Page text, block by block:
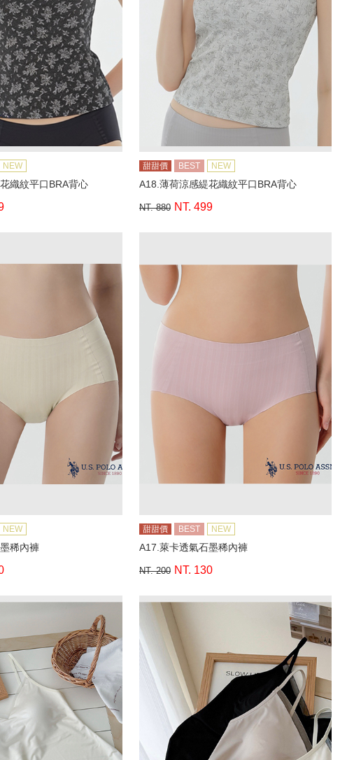
NEW
織紋平口BRA背心
甜甜價 BEST NEW
A18.薄荷涼感緹花織紋平口BRA背心
NT. 880 NT. 499
NEW
稀內褲
甜甜價 BEST NEW
A17.萊卡透氣石墨稀內褲
NT. 200 NT. 130